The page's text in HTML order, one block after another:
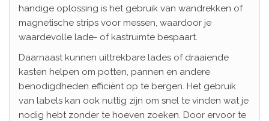
handige oplossing is het gebruik van wandrekken of
magnetische strips voor messen, waardoor je
waardevolle lade- of kastruimte bespaart.
Daarnaast kunnen uittrekbare lades of draaiende
kasten helpen om potten, pannen en andere
benodigdheden efficiënt op te bergen. Het gebruik
van labels kan ook nuttig zijn om snel te vinden wat je
nodig hebt zonder te hoeven zoeken. Door ervoor te